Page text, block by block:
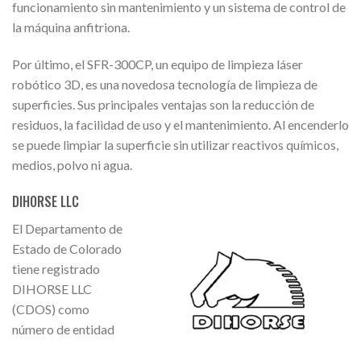
funcionamiento sin mantenimiento y un sistema de control de
la máquina anfitriona.
Por último, el SFR-300CP, un equipo de limpieza láser
robótico 3D, es una novedosa tecnología de limpieza de
superficies. Sus principales ventajas son la reducción de
residuos, la facilidad de uso y el mantenimiento. Al encenderlo
se puede limpiar la superficie sin utilizar reactivos químicos,
medios, polvo ni agua.
DIHORSE LLC
El Departamento de
Estado de Colorado
tiene registrado
DIHORSE LLC
(CDOS) como
número de entidad